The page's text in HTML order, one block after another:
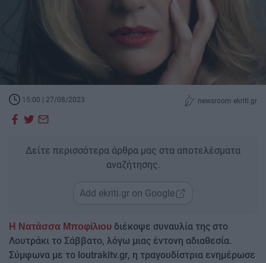
15:00 | 27/08/2023 newsroom ekriti.gr
Δείτε περισσότερα άρθρα μας στα αποτελέσματα
αναζήτησης.
Add ekriti.gr on Google
Η Νατάσσα Μποφίλιου διέκοψε συναυλία της στο
Λουτράκι το Σάββατο, λόγω μιας έντονη αδιαθεσία.
Σύμφωνα με το loutrakitv.gr, η τραγουδίστρια ενημέρωσε